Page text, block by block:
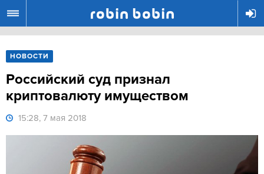
НОВОСТИ
Российский суд признал
криптовалюту имуществом
15:28, 7 мая 2018